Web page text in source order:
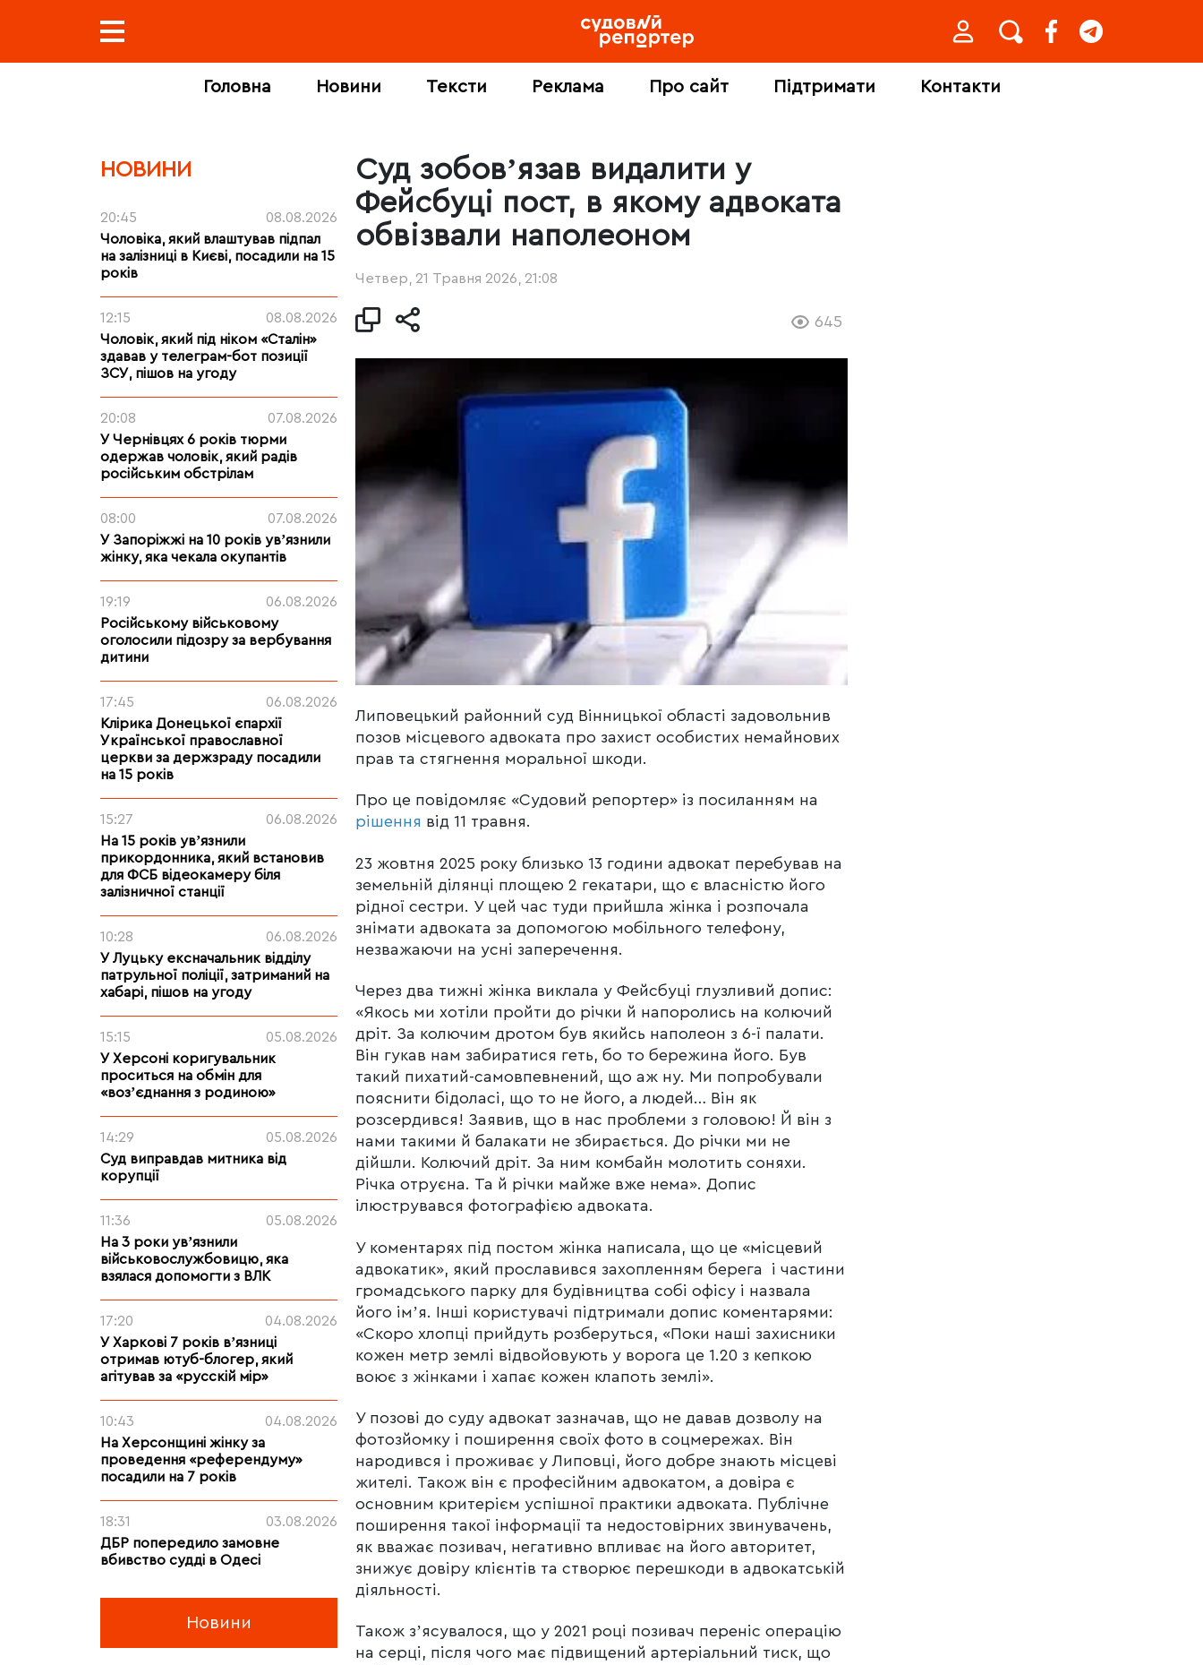
Головна Новини Тексти Реклама Про сайт Підтримати Контакти
НОВИНИ
20:45
08.08.2026
Чоловіка, який влаштував підпал
на залізниці в Києві, посадили на 15
років
12:15
08.08.2026
Чоловік, який під ніком «Сталін»
здавав у телеграм-бот позиції
ЗСУ, пішов на угоду
20:08
07.08.2026
У Чернівцях 6 років тюрми
одержав чоловік, який радів
російським обстрілам
08:00
07.08.2026
У Запоріжжі на 10 років увʼязнили
жінку, яка чекала окупантів
19:19
06.08.2026
Російському військовому
оголосили підозру за вербування
дитини
17:45
06.08.2026
Клірика Донецької єпархії
Української православної
церкви за держзраду посадили
на 15 років
15:27
06.08.2026
На 15 років увʼязнили
прикордонника, який встановив
для ФСБ відеокамеру біля
залізничної станції
10:28
06.08.2026
У Луцьку ексначальник відділу
патрульної поліції, затриманий на
хабарі, пішов на угоду
15:15
05.08.2026
У Херсоні коригувальник
проситься на обмін для
«возʼєднання з родиною»
14:29
05.08.2026
Суд виправдав митника від
корупції
11:36
05.08.2026
На 3 роки увʼязнили
військовослужбовицю, яка
взялася допомогти з ВЛК
17:20
04.08.2026
У Харкові 7 років вʼязниці
отримав ютуб-блогер, який
агітував за «русскій мір»
10:43
04.08.2026
На Херсонщині жінку за
проведення «референдуму»
посадили на 7 років
18:31
03.08.2026
ДБР попередило замовне
вбивство судді в Одесі
Новини
Суд зобовʼязав видалити у
Фейсбуці пост, в якому адвоката
обвізвали наполеоном
Четвер, 21 Травня 2026, 21:08
645
Липовецький районний суд Вінницької області задовольнив
позов місцевого адвоката про захист особистих немайнових
прав та стягнення моральної шкоди.
Про це повідомляє «Судовий репортер» із посиланням на
рішення від 11 травня.
23 жовтня 2025 року близько 13 години адвокат перебував на
земельній ділянці площею 2 гекатари, що є власністю його
рідної сестри. У цей час туди прийшла жінка і розпочала
знімати адвоката за допомогою мобільного телефону,
незважаючи на усні заперечення.
Через два тижні жінка виклала у Фейсбуці глузливий допис:
«Якось ми хотіли пройти до річки й напоролись на колючий
дріт. За колючим дротом був якийсь наполеон з 6-ї палати.
Він гукав нам забиратися геть, бо то бережина його. Був
такий пихатий-самовпевнений, що аж ну. Ми попробували
пояснити бідоласі, що то не його, а людей… Він як
розсердився! Заявив, що в нас проблеми з головою! Й він з
нами такими й балакати не збирається. До річки ми не
дійшли. Колючий дріт. За ним комбайн молотить соняхи.
Річка отруєна. Та й річки майже вже нема». Допис
ілюструвався фотографією адвоката.
У коментарях під постом жінка написала, що це «місцевий
адвокатик», який прославився захопленням берега і частини
громадського парку для будівництва собі офісу і назвала
його імʼя. Інші користувачі підтримали допис коментарями:
«Скоро хлопці прийдуть розберуться, «Поки наші захисники
кожен метр землі відвойовують у ворога це 1.20 з кепкою
воює з жінками і хапає кожен клапоть землі».
У позові до суду адвокат зазначав, що не давав дозволу на
фотозйомку і поширення своїх фото в соцмережах. Він
народився і проживає у Липовці, його добре знають місцеві
жителі. Також він є професійним адвокатом, а довіра є
основним критерієм успішної практики адвоката. Публічне
поширення такої інформації та недостовірних звинувачень,
як вважає позивач, негативно впливає на його авторитет,
знижує довіру клієнтів та створює перешкоди в адвокатській
діяльності.
Також зʼясувалося, що у 2021 році позивач переніс операцію
на серці, після чого має підвищений артеріальний тиск, що